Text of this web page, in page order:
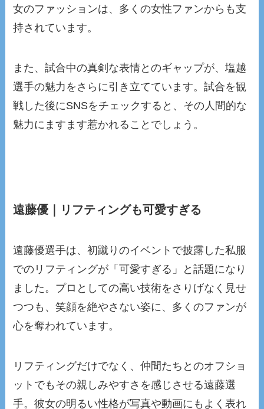
女のファッションは、多くの女性ファンからも支
持されています。
また、試合中の真剣な表情とのギャップが、塩越
選手の魅力をさらに引き立てています。試合を観
戦した後にSNSをチェックすると、その人間的な
魅力にますます惹かれることでしょう。
遠藤優｜リフティングも可愛すぎる
遠藤優選手は、初蹴りのイベントで披露した私服
でのリフティングが「可愛すぎる」と話題になり
ました。プロとしての高い技術をさりげなく見せ
つつも、笑顔を絶やさない姿に、多くのファンが
心を奪われています。
リフティングだけでなく、仲間たちとのオフショ
ットでもその親しみやすさを感じさせる遠藤選
手。彼女の明るい性格が写真や動画にもよく表れ